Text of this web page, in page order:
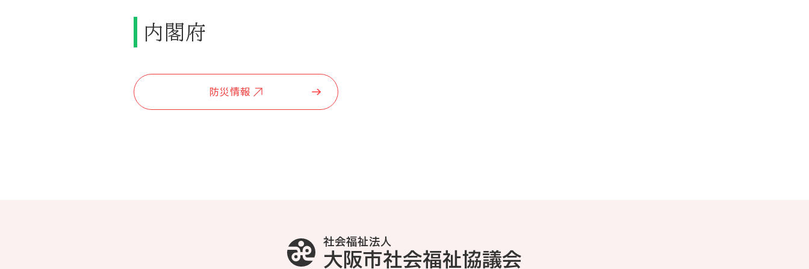
内閣府
防災情報
社会福祉法人
大阪市社会福祉協議会